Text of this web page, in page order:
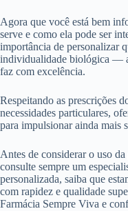
Agora que você está bem
serve e como ela pode ser
importância de personalizar
individualidade biológica —
faz com excelência.
Respeitando as prescrições
necessidades particulares,
para impulsionar ainda mais
Antes de considerar o uso
consulte sempre um
personalizada, saiba que
com rapidez e qualidade
Farmácia Sempre Viva e